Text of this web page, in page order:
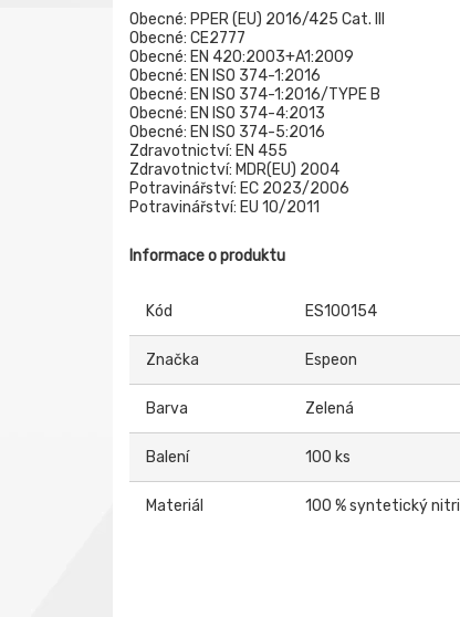
Obecné: PPER (EU) 2016/425 Cat. III
Obecné: CE2777
Obecné: EN 420:2003+A1:2009
Obecné: EN ISO 374-1:2016
Obecné: EN ISO 374-1:2016/TYPE B
Obecné: EN ISO 374-4:2013
Obecné: EN ISO 374-5:2016
Zdravotnictví: EN 455
Zdravotnictví: MDR(EU) 2004
Potravinářství: EC 2023/2006
Potravinářství: EU 10/2011
Informace o produktu
Kód ES100154
Značka Espeon
Barva Zelená
Balení 100 ks
Materiál 100 % syntetický nitril